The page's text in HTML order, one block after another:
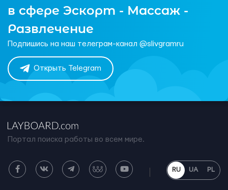
в сфере Эскорт - Массаж -
Развлечение
Подпишись на наш телеграм-канал @slivgramru
Открыть Telegram
Портал поиска работы во всем мире.
RU UA PL